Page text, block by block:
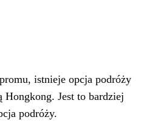
istnieje opcja podróży
Jest to bardziej
podróży.